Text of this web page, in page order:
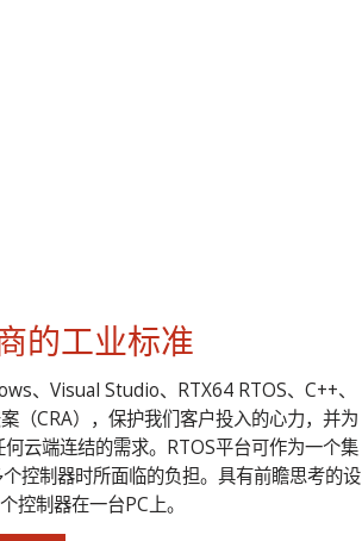
的工业标准
、Visual Studio、RTX64 RTOS、C++、
（CRA），保护我们客户投入的心力，并为
云端连结的需求。RTOS平台可作为一个集
控制器时所面临的负担。具有前瞻思考的设
控制器在一台PC上。